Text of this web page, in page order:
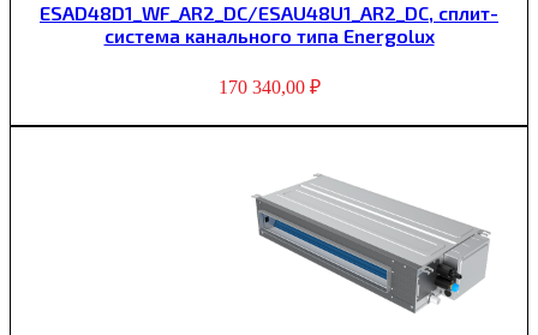
ESAD48D1_WF_AR2_DC/ESAU48U1_AR2_DC, сплит-
система канального типа Energolux
170 340,00 ₽